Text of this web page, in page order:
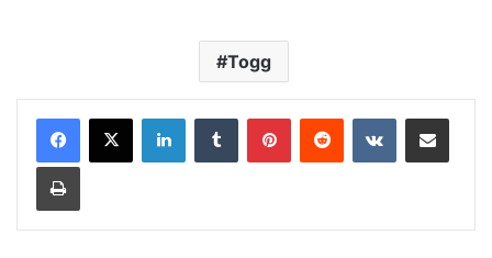
Togg
LinkedInTumblr PinterestReddit VKontakteE-Posta ile paylaş
Yazdır